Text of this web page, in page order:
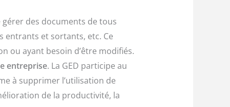
des documents de tous
entrants et sortants, etc. Ce
ou ayant besoin d’être modifiés.
entreprise. La GED participe au
à supprimer l’utilisation de
de la productivité, la